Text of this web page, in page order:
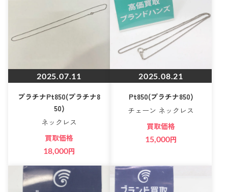
2025.07.11
プラチナPt850(プラチナ8
50)
ネックレス
買取価格
18,000円
2025.08.21
Pt850(プラチナ850)
チェーン ネックレス
買取価格
15,000円